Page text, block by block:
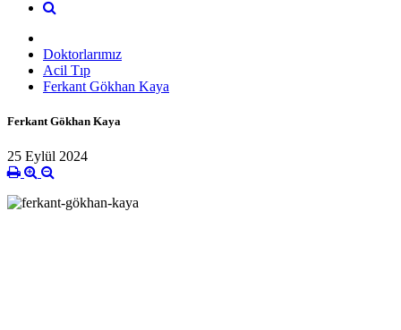
Doktorlarımız
Acil Tıp
Ferkant Gökhan Kaya
Ferkant Gökhan Kaya
25 Eylül 2024